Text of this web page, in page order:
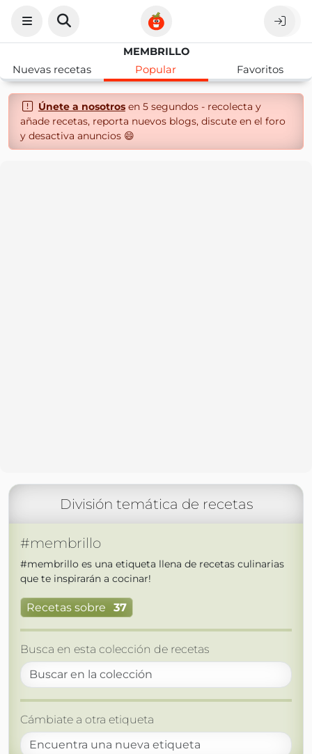
MEMBRILLO
Nuevas recetas
Popular Favoritos
Únete a nosotrosen 5 segundos - recolecta y
añade recetas, reporta nuevos blogs, discute en el foro
y desactiva anuncios 😄
División temática de recetas
#membrillo
#membrillo es una etiqueta llena de recetas culinarias
que te inspirarán a cocinar!
Recetas sobre 37
Busca en esta colección de recetas
Cámbiate a otra etiqueta